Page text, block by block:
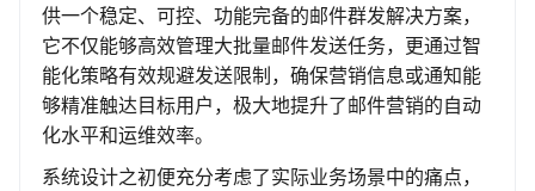
供一个稳定、可控、功能完备的邮件群发解决方案，
它不仅能够高效管理大批量邮件发送任务，更通过智
能化策略有效规避发送限制，确保营销信息或通知能
够精准触达目标用户，极大地提升了邮件营销的自动
化水平和运维效率。
系统设计之初便充分考虑了实际业务场景中的痛点，